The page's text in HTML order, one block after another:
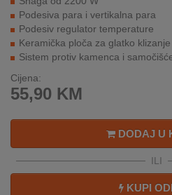
AKCIJE
BRENDOVI
NOVO
PONUDI
KONTAKT
Podesiva para i vertikalna para
Podesiv regulator temperature
Keramička ploča za glatko klizanje
Sistem protiv kamenca i
Cijena:
55,90 KM
DODAJ U
ILI
KUPI